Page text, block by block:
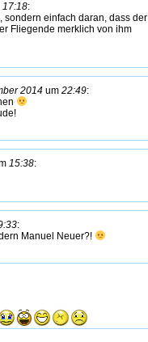
17:18:
sondern einfach daran, dass der
Fliegende merklich von ihm
2014 um 22:49:
15:38:
:
Manuel Neuer?!